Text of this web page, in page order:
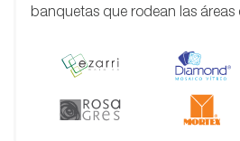
banquetas que rodean las áreas